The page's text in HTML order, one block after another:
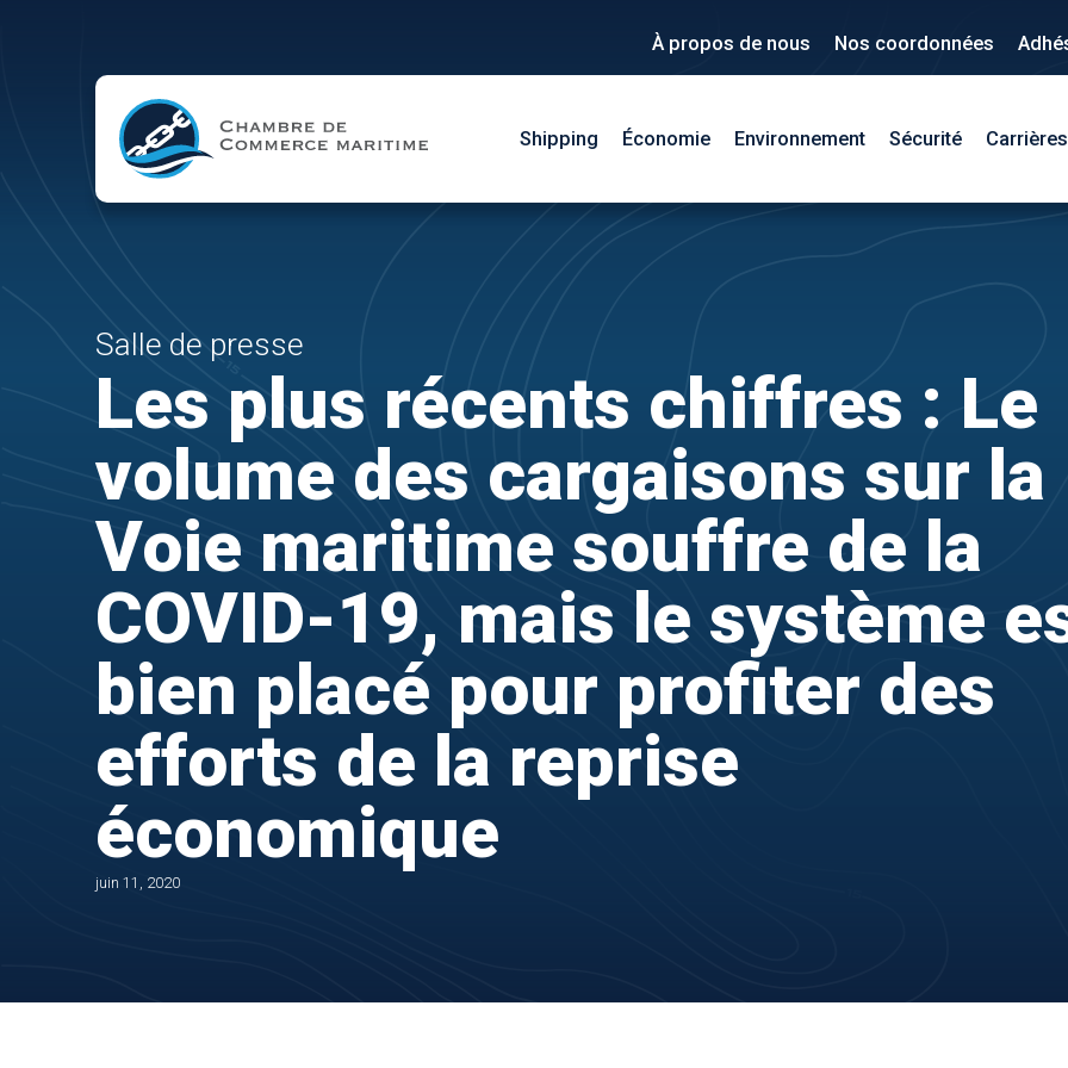
À propos de nous Nos coordonnées
Shipping Économie Environnement Sécurité Carrières
Salle de presse
Les plus récents chiffres : Le
volume des cargaisons sur la
Voie maritime souffre de la
COVID-19, mais le système
bien placé pour profiter des
efforts de la reprise
économique
juin 11, 2020